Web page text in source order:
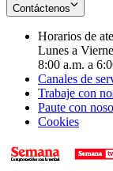
Contáctenos
Horarios de
Lunes a
8:00 a.m. a
Canales de
Trabaje con
Paute con
Cookies